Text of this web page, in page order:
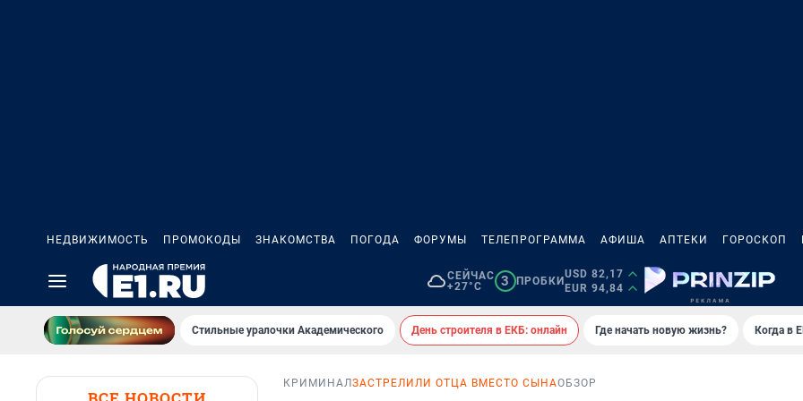
НЕДВИЖИМОСТЬ ПРОМОКОДЫ ЗНАКОМСТВА ПОГОДА ФОРУМЫ ТЕЛЕПРОГРАММА АФИША АПТЕКИ ГОРОСКОП
СЕЙЧАС
+27°C
3 ПРОБКИ
USD 82,17
EUR 94,84
Стильные уралочки Академического День строителя в ЕКБ: онлайн Где начать новую жизнь? Когда в
КРИМИНАЛЗАСТРЕЛИЛИ ОТЦА ВМЕСТО СЫНАОБЗОР